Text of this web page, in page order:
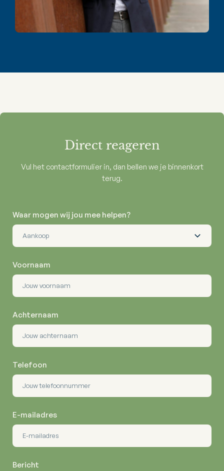
Direct reageren
Vul het contactformulier in, dan bellen we je binnenkort
terug.
Waar mogen wij jou mee helpen?
Voornaam
Achternaam
Telefoon
E-mailadres
Bericht